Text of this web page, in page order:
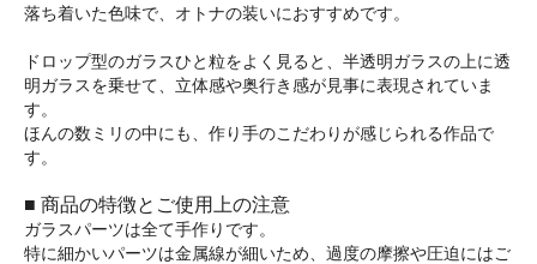
落ち着いた色味で、オトナの装いにおすすめです。
ドロップ型のガラスひと粒をよく見ると、半透明ガラスの上に透
明ガラスを乗せて、立体感や奥行き感が見事に表現されていま
す。
ほんの数ミリの中にも、作り手のこだわりが感じられる作品で
す。
■ 商品の特徴とご使用上の注意
ガラスパーツは全て手作りです。
特に細かいパーツは金属線が細いため、過度の摩擦や圧迫にはご